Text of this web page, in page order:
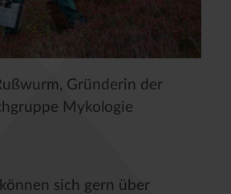
Gründerin der
Mykologie
sich gern über